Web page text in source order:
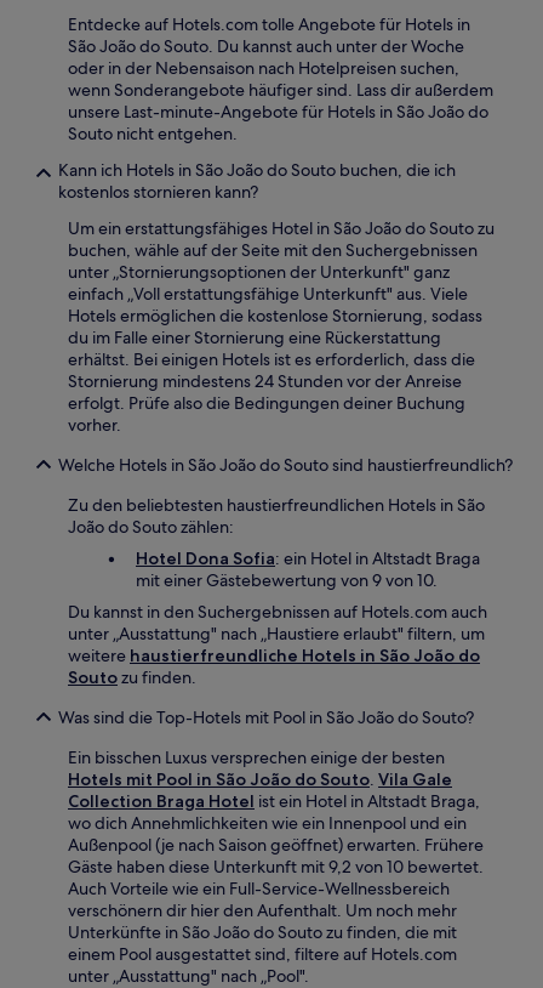
Entdecke auf Hotels.com tolle Angebote für Hotels in
São João do Souto. Du kannst auch unter der Woche
oder in der Nebensaison nach Hotelpreisen suchen,
wenn Sonderangebote häufiger sind. Lass dir außerdem
unsere Last-minute-Angebote für Hotels in São João do
Souto nicht entgehen.
Kann ich Hotels in São João do Souto buchen, die ich
kostenlos stornieren kann?
Um ein erstattungsfähiges Hotel in São João do Souto zu
buchen, wähle auf der Seite mit den Suchergebnissen
unter „Stornierungsoptionen der Unterkunft" ganz
einfach „Voll erstattungsfähige Unterkunft" aus. Viele
Hotels ermöglichen die kostenlose Stornierung, sodass
du im Falle einer Stornierung eine Rückerstattung
erhältst. Bei einigen Hotels ist es erforderlich, dass die
Stornierung mindestens 24 Stunden vor der Anreise
erfolgt. Prüfe also die Bedingungen deiner Buchung
vorher.
Welche Hotels in São João do Souto sind haustierfreundlich?
Zu den beliebtesten haustierfreundlichen Hotels in São
João do Souto zählen:
Hotel Dona Sofia: ein Hotel in Altstadt Braga
mit einer Gästebewertung von 9 von 10.
Du kannst in den Suchergebnissen auf Hotels.com auch
unter „Ausstattung" nach „Haustiere erlaubt" filtern, um
weitere haustierfreundliche Hotels in São João do
Soutozu finden.
Was sind die Top-Hotels mit Pool in São João do Souto?
Ein bisschen Luxus versprechen einige der besten
Hotels mit Pool in São João do Souto. Vila Gale
Collection Braga Hotel ist ein Hotel in Altstadt Braga,
wo dich Annehmlichkeiten wie ein Innenpool und ein
Außenpool (je nach Saison geöffnet) erwarten. Frühere
Gäste haben diese Unterkunft mit 9,2 von 10 bewertet.
Auch Vorteile wie ein Full-Service-Wellnessbereich
verschönern dir hier den Aufenthalt. Um noch mehr
Unterkünfte in São João do Souto zu finden, die mit
einem Pool ausgestattet sind, filtere auf Hotels.com
unter „Ausstattung" nach „Pool".